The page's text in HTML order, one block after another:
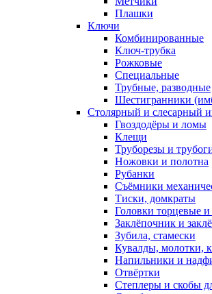
Плашки
Ключи
Комбинированные
Ключ-трубка
Рожковые
Специальные
Трубные, разводные
Шестигранники
Столярный и слесарный
Гвоздодёры и ломы
Клещи
Труборезы и
Ножовки и полотна
Рубанки
Съёмники
Тиски, домкраты
Головки торцевые и
Заклёпочник и
Зубила, стамески
Кувалды, молотки,
Напильники и
Отвёртки
Степлеры и скобы